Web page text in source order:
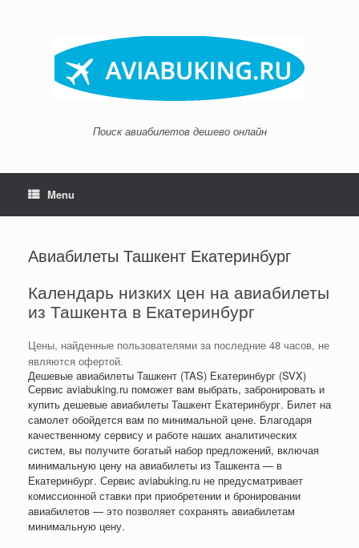
Поиск авиабилетов дешево онлайн
Menu
Авиабилеты Ташкент Екатеринбург
Календарь низких цен на авиабилеты
из Ташкента в Екатеринбург
Цены, найденные пользователями за последние 48 часов, не
являются офертой.
Дешевые авиабилеты Ташкент (TAS) Екатеринбург (SVX)
Сервис aviabuking.ru поможет вам выбрать, забронировать и
купить дешевые авиабилеты Ташкент Екатеринбург. Билет на
самолет обойдется вам по минимальной цене. Благодаря
качественному сервису и работе наших аналитических
систем, вы получите богатый набор предложений, включая
минимальную цену на авиабилеты из Ташкента — в
Екатеринбург. Сервис aviabuking.ru не предусматривает
комиссионной ставки при приобретении и бронировании
авиабилетов — это позволяет сохранять авиабилетам
минимальную цену.